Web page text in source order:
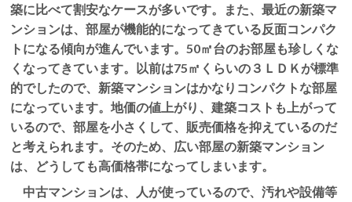
築に比べて割安なケースが多いです。また、最近の新築マ
ンションは、部屋が機能的になってきている反面コンパク
トになる傾向が進んでいます。50㎡台のお部屋も珍しくな
くなってきています。以前は75㎡くらいの３ＬＤＫが標準
的でしたので、新築マンションはかなりコンパクトな部屋
になっています。地価の値上がり、建築コストも上がって
いるので、部屋を小さくして、販売価格を抑えているのだ
と考えられます。そのため、広い部屋の新築マンション
は、どうしても高価格帯になってしまいます。
中古マンションは、人が使っているので、汚れや設備等